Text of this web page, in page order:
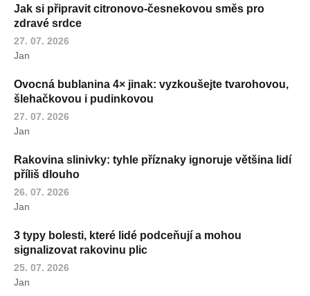
Jak si připravit citronovo-česnekovou směs pro
zdravé srdce
27. 07. 2026
Jan
Ovocná bublanina 4× jinak: vyzkoušejte tvarohovou,
šlehačkovou i pudinkovou
27. 07. 2026
Jan
Rakovina slinivky: tyhle příznaky ignoruje většina lidí
příliš dlouho
26. 07. 2026
Jan
3 typy bolesti, které lidé podceňují a mohou
signalizovat rakovinu plic
25. 07. 2026
Jan